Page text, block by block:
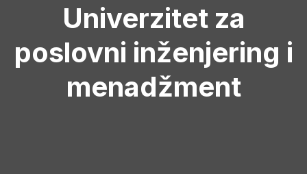
Univerzitet za
poslovni inženjering i
menadžment